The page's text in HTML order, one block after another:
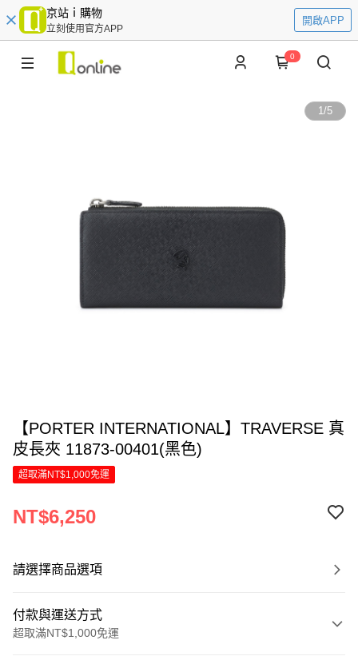
京站ｉ購物
立刻使用官方APP
開啟APP
0
1/5
【PORTER INTERNATIONAL】TRAVERSE 真
皮長夾 11873-00401(黑色)
超取滿NT$1,000免運
NT$6,250
請選擇商品選項
付款與運送方式
超取滿NT$1,000免運